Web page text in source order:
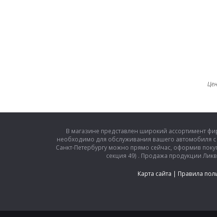
В магазине представлен широкий ассортимент
необходимо для обслуживания вашего автомобиля
Санкт-Петербургу можно прямо сейчас, оформив
секция 49) . Продажа продукции
Карта сайта | Правила